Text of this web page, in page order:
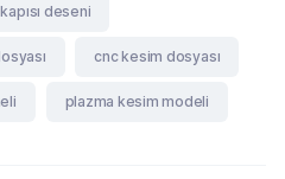
deseni
cnc kesim dosyası
plazma kesim modeli